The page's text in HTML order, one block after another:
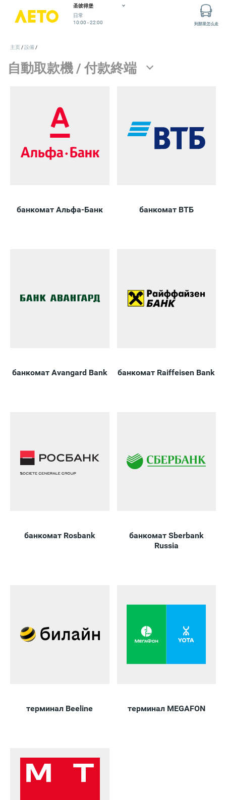
Все банкоматы и терминалы оплаты
圣彼得堡
日常
10:00 - 22:00
到那里怎么走
主页 設備
банкомат Альфа-Банк банкомат ВТБ
банкомат Avangard Bank банкомат Raiffeisen Bank
банкомат Rosbank
банкомат Sberbank
Russia
терминал Beeline терминал MEGAFON